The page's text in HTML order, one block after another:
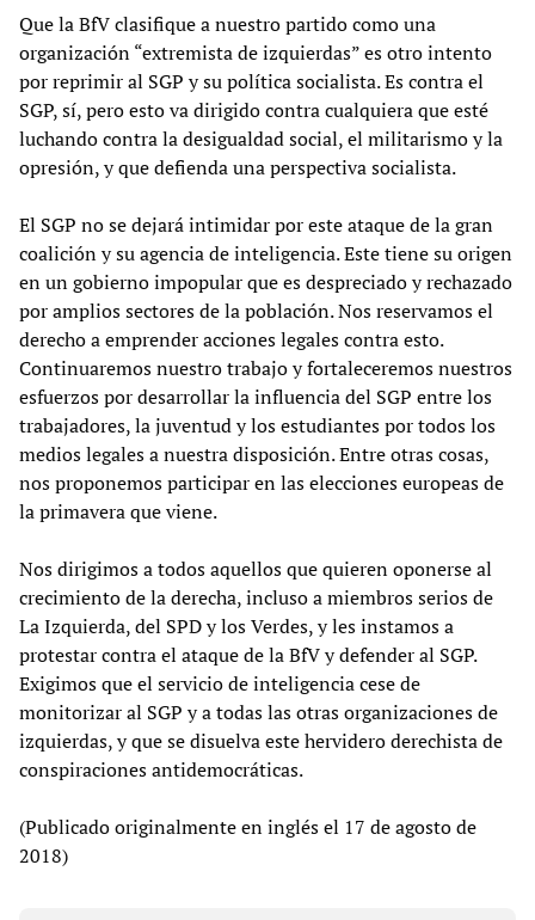
Que la BfV clasifique a nuestro partido como una
organización “extremista de izquierdas” es otro intento
por reprimir al SGP y su política socialista. Es contra el
SGP, sí, pero esto va dirigido contra cualquiera que esté
luchando contra la desigualdad social, el militarismo y la
opresión, y que defienda una perspectiva socialista.
El SGP no se dejará intimidar por este ataque de la gran
coalición y su agencia de inteligencia. Este tiene su origen
en un gobierno impopular que es despreciado y rechazado
por amplios sectores de la población. Nos reservamos el
derecho a emprender acciones legales contra esto.
Continuaremos nuestro trabajo y fortaleceremos nuestros
esfuerzos por desarrollar la influencia del SGP entre los
trabajadores, la juventud y los estudiantes por todos los
medios legales a nuestra disposición. Entre otras cosas,
nos proponemos participar en las elecciones europeas de
la primavera que viene.
Nos dirigimos a todos aquellos que quieren oponerse al
crecimiento de la derecha, incluso a miembros serios de
La Izquierda, del SPD y los Verdes, y les instamos a
protestar contra el ataque de la BfV y defender al SGP.
Exigimos que el servicio de inteligencia cese de
monitorizar al SGP y a todas las otras organizaciones de
izquierdas, y que se disuelva este hervidero derechista de
conspiraciones antidemocráticas.
(Publicado originalmente en inglés el 17 de agosto de
2018)